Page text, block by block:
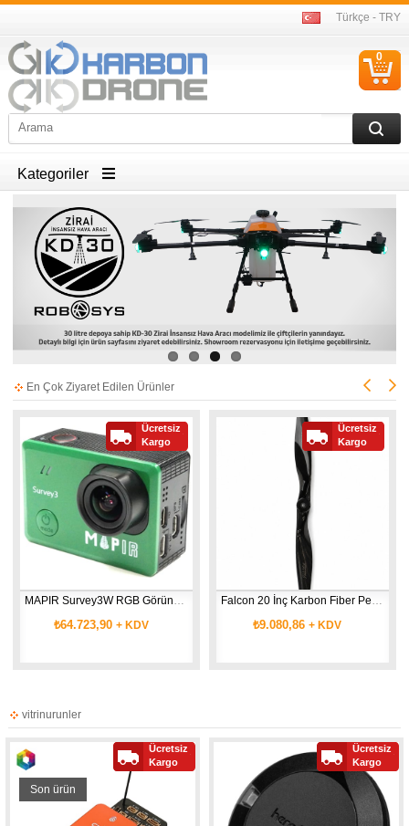
Türkçe - TRY
0
Kategoriler
En Çok Ziyaret Edilen Ürünler
₺64.723,90 + KDV
Ücretsiz
Kargo
₺9.080,86+ KDV
Ücretsiz
Kargo
vitrinurunler
Ücretsiz
Kargo
Son ürün
Ücretsiz
Kargo